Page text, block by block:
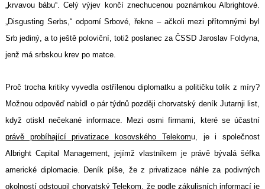
„krvavou bábu“. Celý výjev končí znechucenou poznámkou Albrightové.
„Disgusting Serbs,“ odporní Srbové, řekne – ačkoli mezi přítomnými byl
Srb jediný, a to ještě poloviční, totiž poslanec za ČSSD Jaroslav Foldyna,
jenž má srbskou krev po matce.
Proč trocha kritiky vyvedla ostřílenou diplomatku a političku tolik z míry?
Možnou odpověď nabídl o pár týdnů později chorvatský deník Jutarnji list,
když otiskl nečekané informace. Mezi osmi firmami, které se účastní
právě probíhající privatizace kosovského Telekomu, je i společnost
Albright Capital Management, jejímž vlastníkem je právě bývalá šéfka
americké diplomacie. Deník píše, že z privatizace náhle za podivných
okolností odstoupil chorvatský Telekom, že podle zákulisních informací je